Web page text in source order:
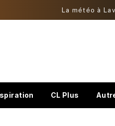
La météo à
CL Plus